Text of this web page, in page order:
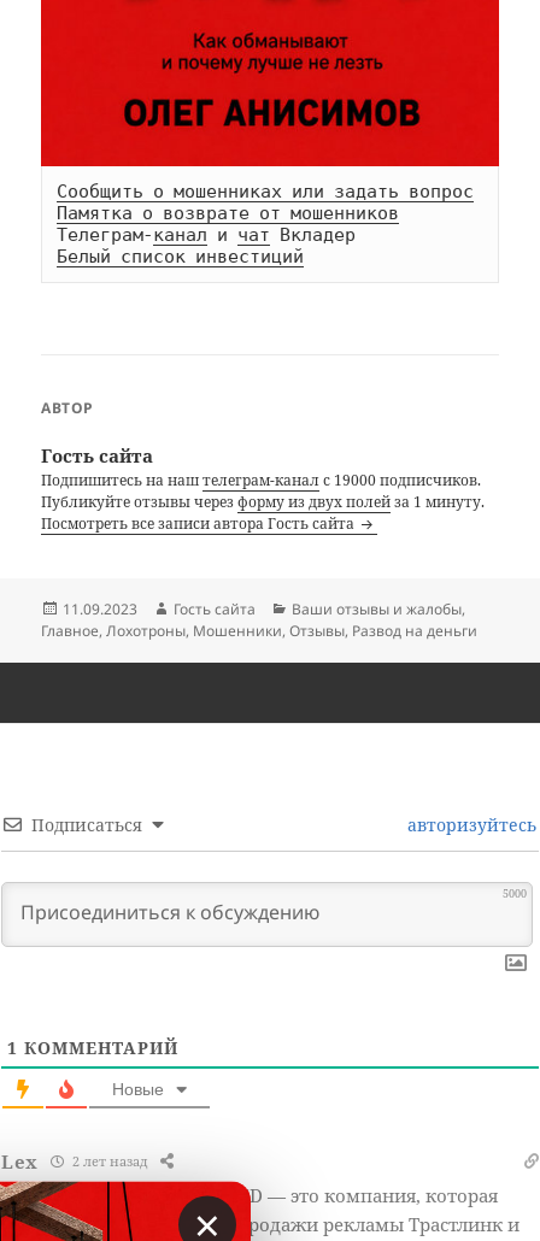
Сообщить о мошенниках или задать вопрос
Памятка о возврате от мошенников
Телеграм-канал и чат
Белый список инвестиций
АВТОР
Гость сайта
Подпишитесь на наштелеграм-каналс 19000 подписчиков.
Публикуйте отзывы черезформу из двух полейза 1 минуту.
Посмотреть все записи автора Гость сайта
Опубликовано
11.09.2023 Автор
Гость сайта Рубрики
Ваши отзывы и жалобы,
Главное,Лохотроны, Мошенники,Отзывы, Развод на деньги
Подписаться авторизуйтесь
5000
1 КОММЕНТАРИЙ
Новые
Lex 2 лет назад
ONER INVESTMENTS LIMITED — это компания, которая
управляет биржей купли-продажи рекламы Трастлинк и
×